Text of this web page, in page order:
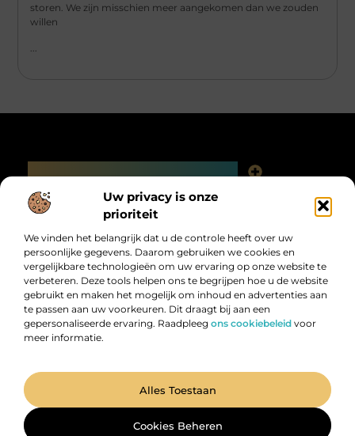
Uw privacy is onze
prioriteit
We vinden het belangrijk dat u de controle heeft over uw
persoonlijke gegevens. Daarom gebruiken we cookies en
vergelijkbare technologieën om uw ervaring op onze website te
verbeteren. Deze tools helpen ons te begrijpen hoe u de website
gebruikt en maken het mogelijk om inhoud en advertenties aan
te passen aan uw voorkeuren. Dit draagt bij aan een
gepersonaliseerde ervaring. Raadpleeg ons cookiebeleid voor
meer informatie.
Alles Toestaan
Cookies Beheren
storen. We zijn misschien meer aangekomen dan we zouden
willen
Bericht categorie
Digitalk.nl – Ontdek, leer en praat mee!
@2025 All Right Reserved. Design by